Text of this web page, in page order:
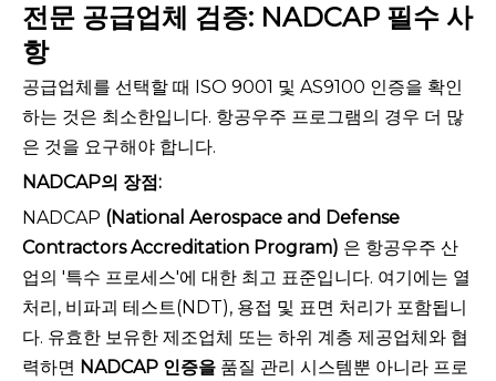
전문 공급업체 검증: NADCAP 필수 사
항
공급업체를 선택할 때 ISO 9001 및 AS9100 인증을 확인
하는 것은 최소한입니다. 항공우주 프로그램의 경우 더 많
은 것을 요구해야 합니다.
NADCAP의 장점:
NADCAP (National Aerospace and Defense
Contractors Accreditation Program) 은 항공우주 산
업의 '특수 프로세스'에 대한 최고 표준입니다. 여기에는 열
처리, 비파괴 테스트(NDT), 용접 및 표면 처리가 포함됩니
다. 유효한 보유한 제조업체 또는 하위 계층 제공업체와 협
력하면 NADCAP 인증을 품질 관리 시스템뿐 아니라 프로